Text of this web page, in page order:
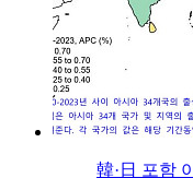
韓·日 포함